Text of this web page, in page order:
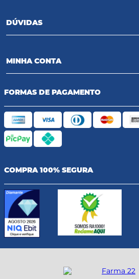
DÚVIDAS
MINHA CONTA
FORMAS DE PAGAMENTO
COMPRA 100% SEGURA